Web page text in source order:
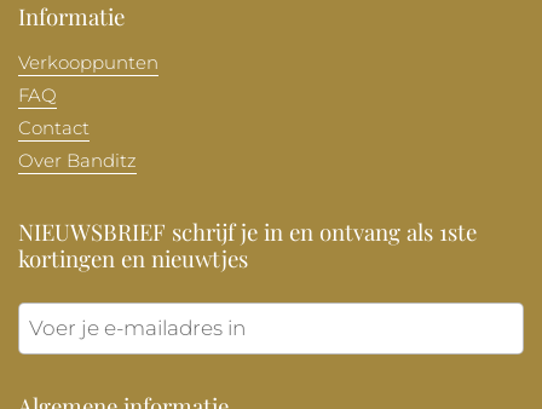
Informatie
Verkooppunten
FAQ
Contact
Over Banditz
NIEUWSBRIEF schrijf je in en ontvang als 1ste
kortingen en nieuwtjes